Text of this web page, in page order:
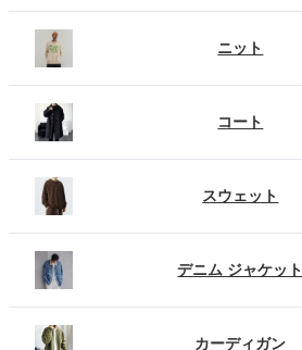
ニット
コート
スウェット
デニム ジャケット
カーディガン